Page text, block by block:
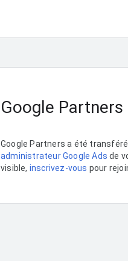
Google
Google Partners a été
administrateur Google Ads de
visible, inscrivez-vous pour